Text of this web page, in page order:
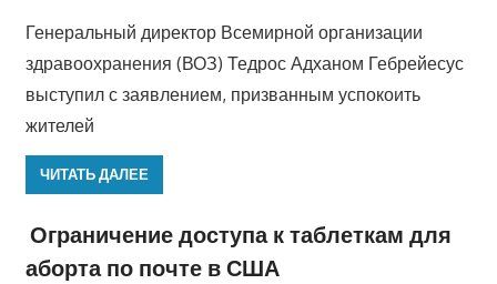
Генеральный директор Всемирной организации
здравоохранения (ВОЗ) Тедрос Адханом Гебрейесус
выступил с заявлением, призванным успокоить
жителей
ЧИТАТЬ ДАЛЕЕ
Ограничение доступа к таблеткам для
аборта по почте в США